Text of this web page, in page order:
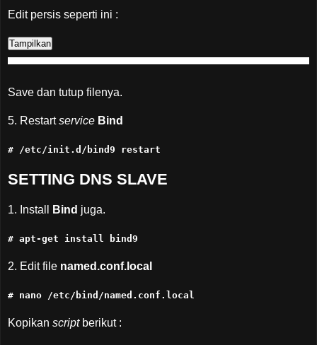
Edit persis seperti ini :
Save dan tutup filenya.
5. Restartservice Bind
# /etc/init.d/bind9 restart
SETTING DNS SLAVE
1. Install Bind juga.
# apt-get install bind9
2. Edit file named.conf.local
# nano /etc/bind/named.conf.local
Kopikan scriptberikut :